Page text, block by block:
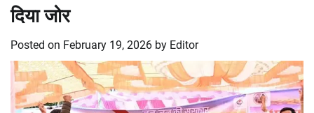
दिया जोर
Posted on February 19, 2026 by Editor